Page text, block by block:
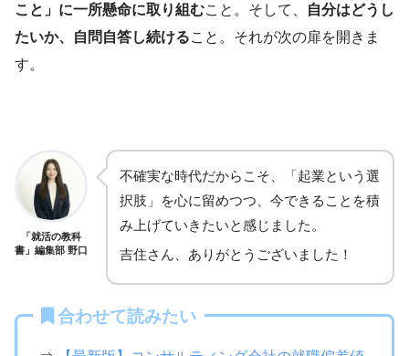
こと」に一所懸命に取り組むこと。そして、
自分はどうし
たいか、自問自答し続けること。それが次の扉を開きま
す。
「就活の教科
書」編集部 野口
不確実な時代だからこそ、「起業という選
択肢」を心に留めつつ、今できることを積
み上げていきたいと感じました。
吉住さん、ありがとうございました！
合わせて読みたい